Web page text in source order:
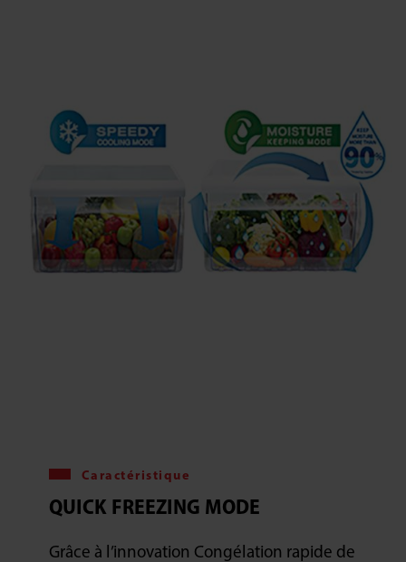
Caractéristique
QUICK FREEZING MODE
Grâce à l’innovation Congélation rapide de